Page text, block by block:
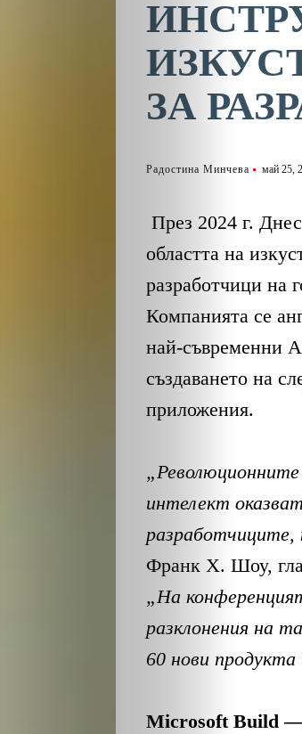
ЗА
Радостина Минчева май 25,
През 2024 г.
областта на
разработчици на
Компанията се
най-съвременни
създаването на
приложения.
интелект
разработчиците,
Франк X. Шоу,
„На
разклонения на
60 нови
Microsoft Build —